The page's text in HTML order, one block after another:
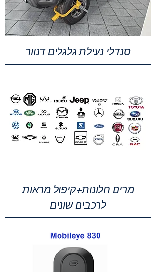
סנדלי נעילת גלגלים דנוור
מרים חלונות+קיפול מראות
לרכבים שונים